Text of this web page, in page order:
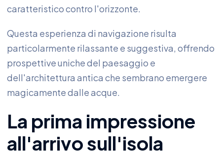
caratteristico contro l'orizzonte.
Questa esperienza di navigazione risulta
particolarmente rilassante e suggestiva, offrendo
prospettive uniche del paesaggio e
dell'architettura antica che sembrano emergere
magicamente dalle acque.
La prima impressione
all'arrivo sull'isola